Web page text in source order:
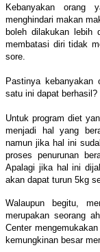
Kebanyakan orang
menghindari makan
boleh dilakukan
membatasi diri tidak
sore.
Pastinya
satu ini dapat berhasil?
Untuk program diet
menjadi hal yang
namun jika hal ini
proses penurunan
Apalagi jika hal ini
akan dapat turun 5kg
Walaupun begitu,
merupakan seorang
Center
kemungkinan besar